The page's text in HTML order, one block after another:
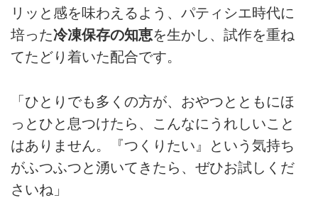
リッと感を味わえるよう、パティシエ時代に
培った冷凍保存の知恵を生かし、試作を重ね
てたどり着いた配合です。
「ひとりでも多くの方が、おやつとともにほ
っとひと息つけたら、こんなにうれしいこと
はありません。『つくりたい』という気持ち
がふつふつと湧いてきたら、ぜひお試しくだ
さいね」